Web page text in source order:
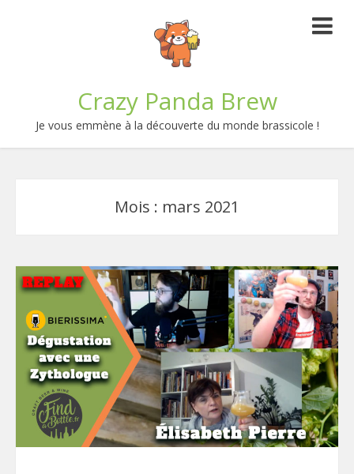
Crazy Panda Brew
Je vous emmène à la découverte du monde brassicole !
Mois : mars 2021